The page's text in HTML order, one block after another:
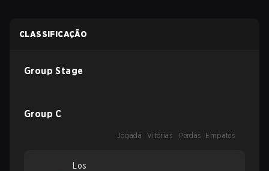
CLASSIFICAÇÃO
Group Stage
Group C
Jogada Vitórias Perdas Empates
Los